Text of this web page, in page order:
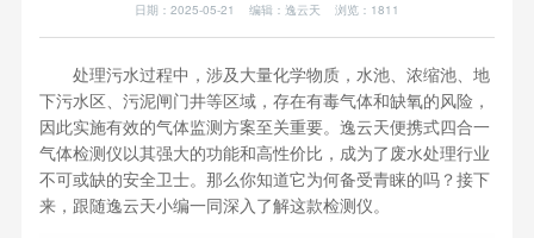
日期：2025-05-21 编辑：逸云天 浏览： 1811
处理污水过程中，涉及大量化学物质，水池、浓缩池、地
下污水区、污泥闸门井等区域，存在有毒气体和缺氧的风险，
因此实施有效的气体监测方案至关重要。逸云天便携式四合一
气体检测仪以其强大的功能和高性价比，成为了废水处理行业
不可或缺的安全卫士。那么你知道它为何备受青睐的吗？接下
来，跟随逸云天小编一同深入了解这款检测仪。